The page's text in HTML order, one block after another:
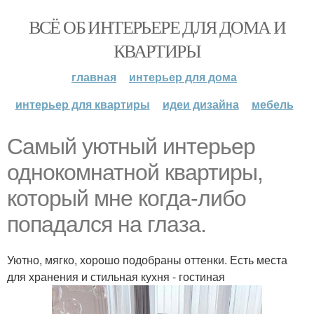
ВСЁ ОБ ИНТЕРЬЕРЕ ДЛЯ ДОМА И
КВАРТИРЫ
главная
интерьер для дома
интерьер для квартиры
идеи дизайна мебель
Самый уютный интерьер
однокомнатной квартиры,
который мне когда-либо
попадался на глаза.
Уютно, мягко, хорошо подобраны оттенки. Есть места
для хранения и стильная кухня - гостиная